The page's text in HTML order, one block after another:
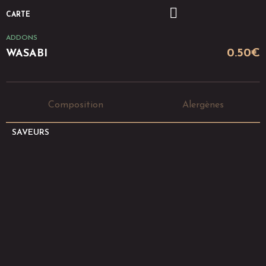
CARTE
ADDONS
WASABI 0.50€
Composition Alergènes
SAVEURS